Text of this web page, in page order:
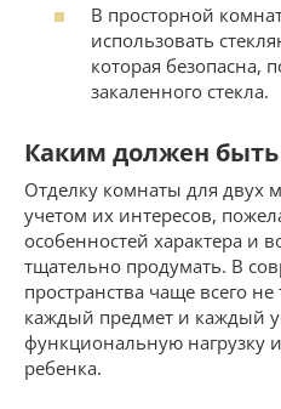
В просторной
использовать
которая безопасна,
закаленного стекла.
Каким должен
Отделку комнаты для двух
учетом их интересов,
особенностей характера и
тщательно продумать. В
пространства чаще всего
каждый предмет и каждый
функциональную нагрузку
ребенка.